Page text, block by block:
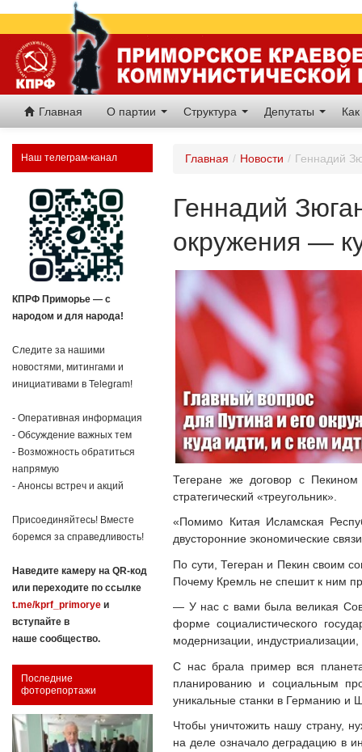
Главная О партии Структура Депутаты
Наш телеграм-канал
КПРФ Приморье — с
народом и для народа!
Следите за нашими
новостями, митингами и
инициативами в Telegram!
- Оперативная информация
- Обсуждение важных тем
- Возможность обратиться
напрямую
- Анонсы встреч и акций
Присоединяйтесь! Вместе
боремся за справедливость!
Наведите камеру на QR-код
или переходите по ссылке
t.me/kprf_primorye и
вступайте в
наше сообщество.
Последние
фоторепортажи
Главная / Новости / Геннадий
Геннадий
окружения —
Тегеране же договор с
стратегический «треугольник».
«Помимо Китая Исламская
двусторонние экономические
По сути, Тегеран и Пекин своим
Почему Кремль не спешит к ним
— У нас с вами была великая
форме социалистического
модернизации,
С нас брала пример вся
планированию и социальным
уникальные станки в Германию и
Чтобы уничтожить нашу страну,
на деле означало деградацию в